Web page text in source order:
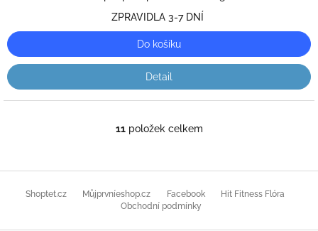
hvězdiček.
ZPRAVIDLA 3-7 DNÍ
Do košíku
Detail
O
á
a
c
11položek celkem
a
Shoptet.cz Můjprvníeshop.cz Facebook
Hit Fitness Flóra
Obchodní podmínky